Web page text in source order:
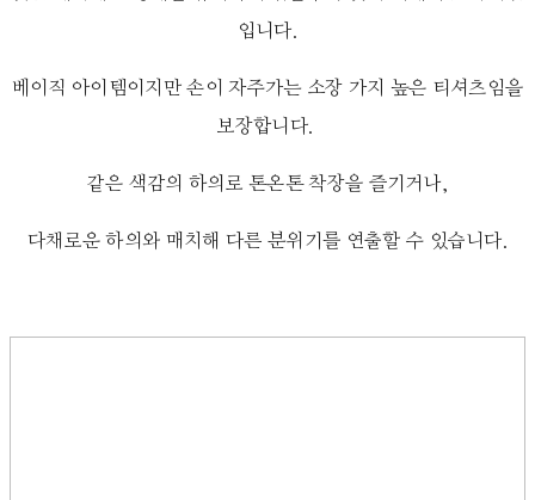
입니다.
베이직 아이템이지만 손이 자주가는 소장 가지 높은 티셔츠임을
보장합니다.
같은 색감의 하의로 톤온톤 착장을 즐기거나,
다채로운 하의와 매치해 다른 분위기를 연출할 수 있습니다.